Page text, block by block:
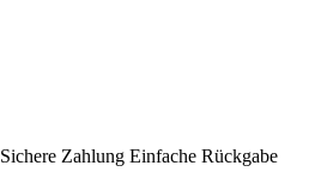
Sichere Zahlung Einfache Rückgabe